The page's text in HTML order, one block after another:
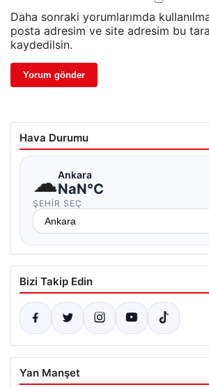
Daha sonraki yorumlarımda
posta adresim ve site adresim bu
kaydedilsin.
Hava Durumu
☁Ankara
NaN°C
ŞEHIR SEÇ
Bizi Takip Edin
Yan Manşet